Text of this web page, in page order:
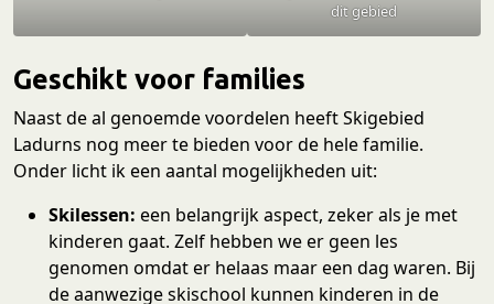
dit gebied
Geschikt voor families
Naast de al genoemde voordelen heeft Skigebied
Ladurns nog meer te bieden voor de hele familie.
Onder licht ik een aantal mogelijkheden uit:
Skilessen: een belangrijk aspect, zeker als je met
kinderen gaat. Zelf hebben we er geen les
genomen omdat er helaas maar een dag waren. Bij
de aanwezige skischool kunnen kinderen in de